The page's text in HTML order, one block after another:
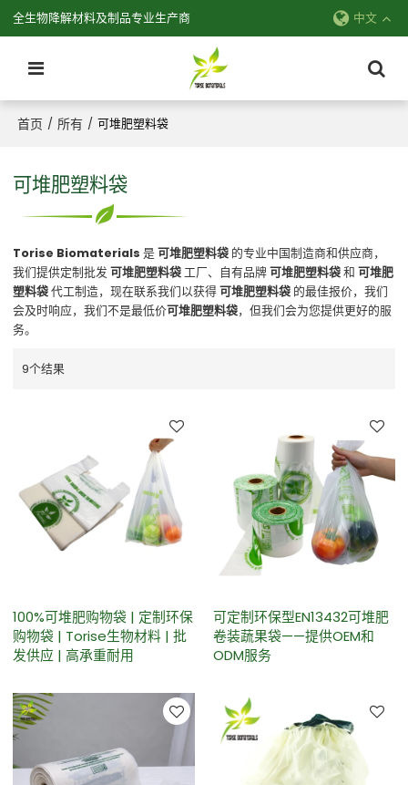
全生物降解材料及制品专业生产商 中文
首页 / 所有 / 可堆肥塑料袋
可堆肥塑料袋
Torise Biomaterials 是可堆肥塑料袋 的专业中国制造商和供应商，
我们提供定制批发可堆肥塑料袋工厂、自有品牌可堆肥塑料袋和可堆肥
塑料袋代工制造，现在联系我们以获得可堆肥塑料袋 的最佳报价，我们
会及时响应，我们不是最低价可堆肥塑料袋，但我们会为您提供更好的服
务。
9个结果
100%可堆肥购物袋 | 定制环保
购物袋 | Torise生物材料 | 批
发供应 | 高承重耐用
可定制环保型EN13432可堆肥
卷装蔬果袋——提供OEM和
ODM服务